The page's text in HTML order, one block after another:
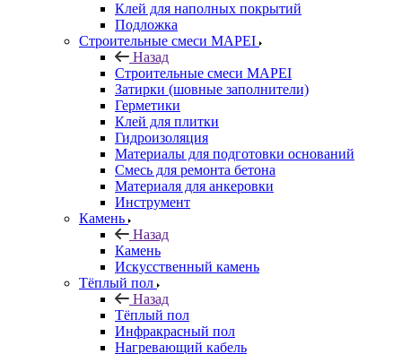
Клей для наполных покрытий
Подложка
Строительные смеси MAPEI
Назад
Строительные смеси MAPEI
Затирки (шовные заполнители)
Герметики
Клей для плитки
Гидроизоляция
Материалы для подготовки оснований
Смесь для ремонта бетона
Материаля для анкеровки
Инструмент
Камень
Назад
Камень
Искусственный камень
Тёплый пол
Назад
Тёплый пол
Инфракрасный пол
Нагревающий кабель